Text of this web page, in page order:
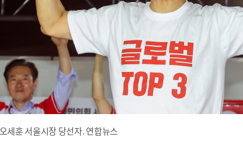
오세훈 서울시장 당선자. 연합뉴스